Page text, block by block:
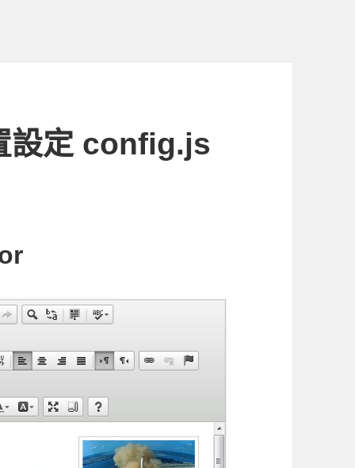
設定 config.js